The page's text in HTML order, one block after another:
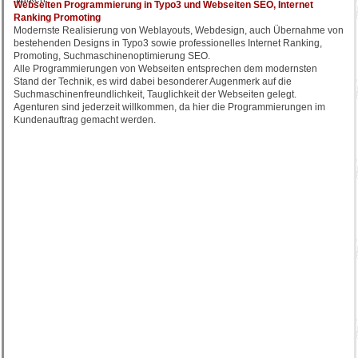
Webseiten Programmierung in Typo3 und Webseiten SEO, Internet
Ranking Promoting
Modernste Realisierung von Weblayouts, Webdesign, auch Übernahme von
bestehenden Designs in Typo3 sowie professionelles Internet Ranking,
Promoting, Suchmaschinenoptimierung SEO.
Alle Programmierungen von Webseiten entsprechen dem modernsten
Stand der Technik, es wird dabei besonderer Augenmerk auf die
Suchmaschinenfreundlichkeit, Tauglichkeit der Webseiten gelegt.
Agenturen sind jederzeit willkommen, da hier die Programmierungen im
Kundenauftrag gemacht werden.